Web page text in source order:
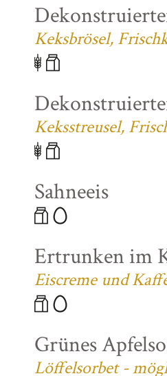
Keksbrösel,
Keksstreusel,
Sahneeis
Ertrunken im
Eiscreme und
Grünes
Löffelsorbet -